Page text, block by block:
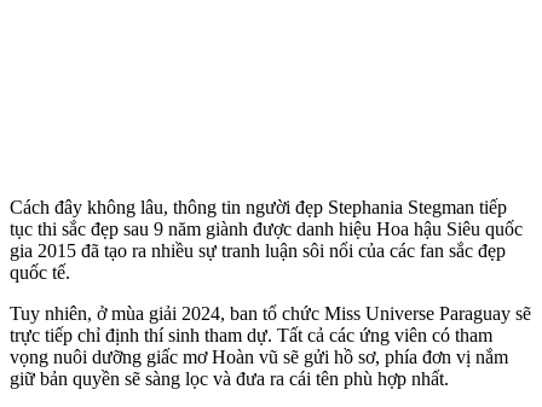
Cách đây không lâu, thông tin người đẹp Stephania Stegman tiếp
tục thi sắc đẹp sau 9 năm giành được danh hiệu Hoa hậu Siêu quốc
gia 2015 đã tạo ra nhiều sự tranh luận sôi nổi của các fan sắc đẹp
quốc tế.
Tuy nhiên, ở mùa giải 2024, ban tổ chức Miss Universe Paraguay sẽ
trực tiếp chỉ định thí sinh tham dự. Tất cả các ứng viên có tham
vọng nuôi dưỡng giấc mơ Hoàn vũ sẽ gửi hồ sơ, phía đơn vị nắm
giữ bản quyền sẽ sàng lọc và đưa ra cái tên phù hợp nhất.